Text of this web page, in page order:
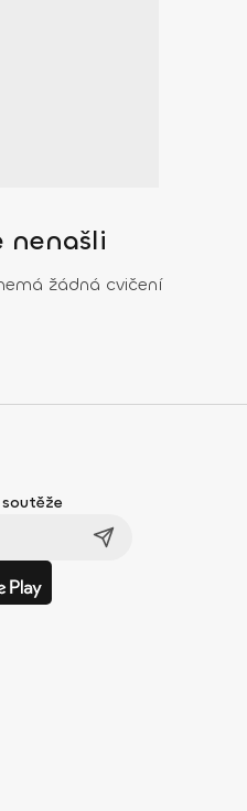
nenašli
žádná cvičení